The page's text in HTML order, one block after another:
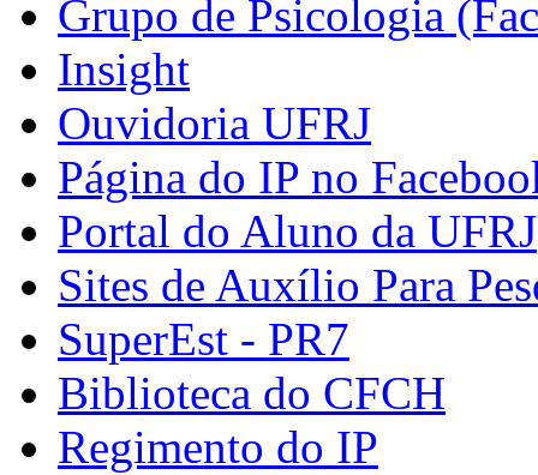
Grupo de Psicologia
Insight
Ouvidoria UFRJ
Página do IP no
Portal do Aluno da UFRJ
Sites de Auxílio Para
SuperEst - PR7
Biblioteca do CFCH
Regimento do IP